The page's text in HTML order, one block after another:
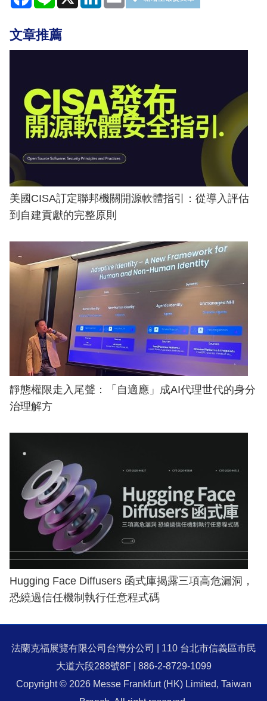
文章推薦
美國CISA訂定聯邦機關開源軟體指引：從導入評估
到自建貢獻的完整原則
靜態權限走入尾聲：「自適應」成AI代理世代的身分
治理解方
Hugging Face Diffusers 函式庫揭露三項高危漏洞，
恐繞過信任機制執行任意程式碼
法蘭克福展覽有限公司台灣分公司 | 110 台北市信義區市民
大道六段288號8F | 886-2-8729-1099
Copyright © 2026 Messe Frankfurt (HK) Limited, Taiwan